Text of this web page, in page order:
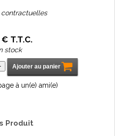
€ T.T.C.
stock
à un(e) ami(e)
Produit